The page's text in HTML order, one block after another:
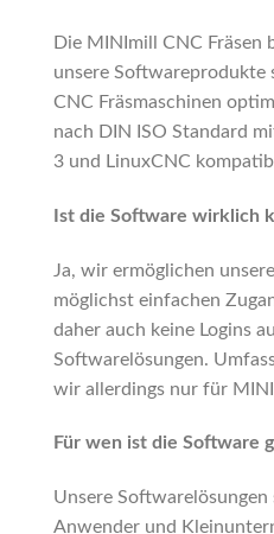
Die MINImill CNC Fräsen
unsere Softwareprodukte
CNC Fräsmaschinen
nach DIN ISO Standard
3 und LinuxCNC
Ist die Software wirklich
Ja, wir ermöglichen
möglichst einfachen
daher auch keine Logins
Softwarelösungen.
wir allerdings nur für
Für wen ist die Software
Unsere
Anwender und